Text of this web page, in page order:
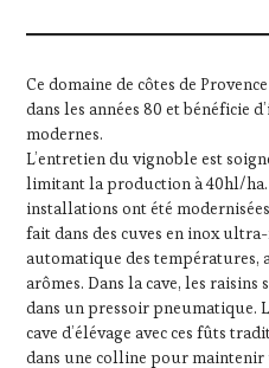
Ce domaine de côtes de
dans les années 80 et bénéficie
modernes.
L’entretien du vignoble est
limitant la production à 40hl/ha.
installations ont été
fait dans des cuves en inox
automatique des températures,
arômes. Dans la cave, les
dans un pressoir pneumatique.
cave d’élévage avec ces fûts
dans une colline pour